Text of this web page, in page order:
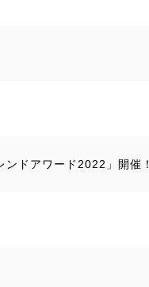
ドアワード2022」開催！